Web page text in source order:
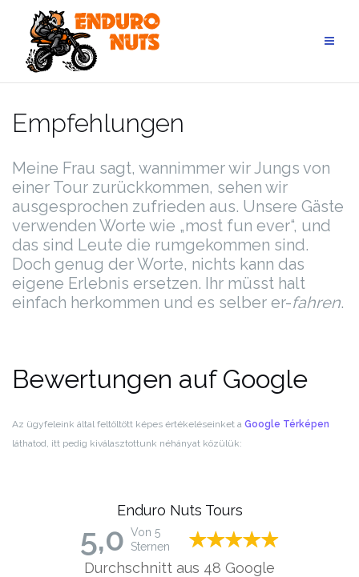
Inhalt
springen
Empfehlungen
Meine Frau sagt, wannimmer wir Jungs von
einer Tour zurückkommen, sehen wir
ausgesprochen zufrieden aus. Unsere Gäste
verwenden Worte wie „most fun ever“, und
das sind Leute die rumgekommen sind.
Doch genug der Worte, nichts kann das
eigene Erlebnis ersetzen. Ihr müsst halt
einfach herkommen und es selber er-fahren.
Bewertungen auf Google
Az ügyfeleink által feltöltött képes értékeléseinket a Google Térképen
láthatod, itt pedig kiválasztottunk néhányat közülük:
Enduro Nuts Tours
5,0 Von 5
Sternen
Durchschnitt aus 48 Google